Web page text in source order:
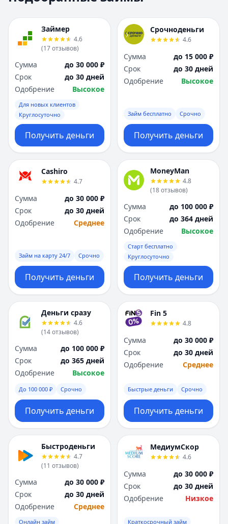
Н
Набережные Челны
Новокузнецк
Новосибирск
О
П
Пенза
Пермь
Р
Ростов-на-Дону
Рязань
С
Самара
Санкт-Петербург
Саратов
Сочи
Сургут
Т
Тверь
Тольятти
Томск
Тула
Тюмень
Ульяновск
Х
Хабаровск
Ч
Чебоксары
Челябинск
Чита
Я
Ярославль
Вся Россия
Н
Набережные
Новокузнецк
Новосибирск
О
П
Пенза
Пермь
Р
Ростов-на-Дону
Рязань
С
Самара
Санкт-Петербург
Саратов
Сочи
Сургут
Т
Тверь
Тольятти
Томск
Тула
Тюмень
Ульяновск
Х
Хабаровск
Ч
Чебоксары
Челябинск
Чита
Я
Ярославль
Вся Россия
Займер
4.6
(17отзывов)
Сумма
до 30 000 ₽
Срок
до 30 дней
Одобрение
Высокое
Для новых клиентов
Круглосуточно
Получить деньги
Срочноденьги
4.6
Сумма
до 15 000 ₽
Срок
до 30 дней
Одобрение
Высокое
Займ бесплатно Срочно
Получить деньги
Cashiro
4.7
Сумма
до 30 000 ₽
Срок
до 30 дней
Одобрение
Среднее
Займ на карту 24/7 Срочно
Получить деньги
MoneyMan
4.8
(18отзывов)
Сумма
до 100 000 ₽
Срок
до 364 дней
Одобрение
Высокое
Старт бесплатно
Круглосуточно
Получить деньги
Деньги сразу
4.6
(14отзывов)
Сумма
до 100 000 ₽
Срок
до 365 дней
Одобрение
Высокое
До 100 000 ₽ Срочно
Получить деньги
Fin 5
4.8
Сумма
до 30 000 ₽
Срок
до 30 дней
Одобрение
Среднее
Быстрые деньги Срочно
Получить деньги
Быстроденьги
4.7
(11 отзывов)
Сумма
до 30 000 ₽
Срок
до 30 дней
Одобрение
Среднее
Онлайн займ
МедиумСкор
4.6
Сумма
до 30 000 ₽
Срок
до 30 дней
Одобрение
Низкое
Краткосрочный займ